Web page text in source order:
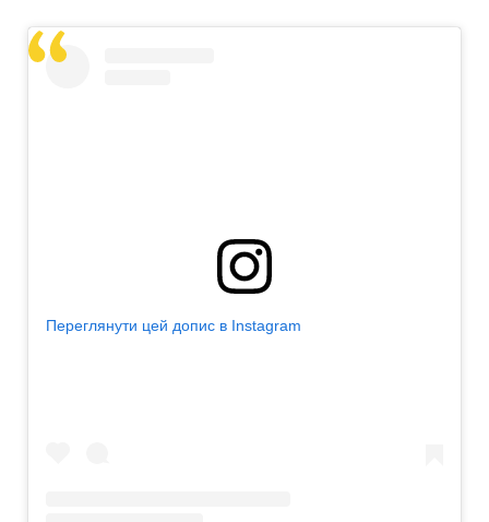
Переглянути цей допис в Instagram